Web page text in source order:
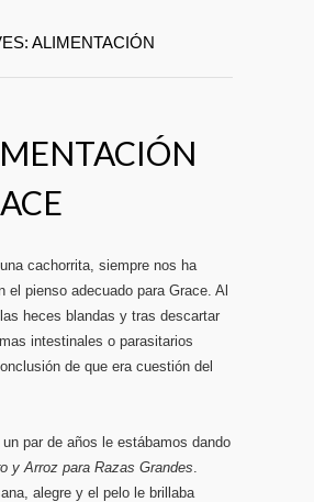
ALIMENTACIÓN
cachorrita, siempre nos ha
el pienso adecuado para Grace. Al
heces blandas y tras descartar
intestinales o parasitarios
de que era cuestión del
par de años le estábamos dando
y Arroz para Razas Grandes.
alegre y el pelo le brillaba